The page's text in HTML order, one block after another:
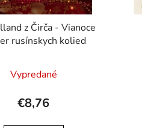
z Čirča - Vianoce
rusínskych kolied
Vypredané
€8,76